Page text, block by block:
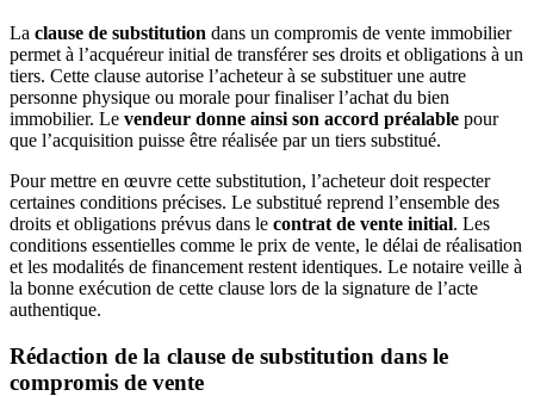
La clause de substitution dans un compromis de vente immobilier
permet à l’acquéreur initial de transférer ses droits et obligations à un
tiers. Cette clause autorise l’acheteur à se substituer une autre
personne physique ou morale pour finaliser l’achat du bien
immobilier. Le vendeur donne ainsi son accord préalable pour
que l’acquisition puisse être réalisée par un tiers substitué.
Pour mettre en œuvre cette substitution, l’acheteur doit respecter
certaines conditions précises. Le substitué reprend l’ensemble des
droits et obligations prévus dans le contrat de vente initial. Les
conditions essentielles comme le prix de vente, le délai de réalisation
et les modalités de financement restent identiques. Le notaire veille à
la bonne exécution de cette clause lors de la signature de l’acte
authentique.
Rédaction de la clause de substitution dans le
compromis de vente